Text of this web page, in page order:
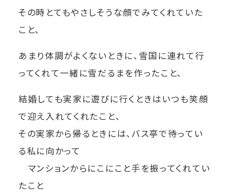
その時とてもやさしそうな顔でみてくれていた
こと、
あまり体調がよくないときに、雪国に連れて行
ってくれて一緒に雪だるまを作ったこと、
結婚しても実家に遊びに行くときはいつも笑顔
で迎え入れてくれたこと、
その実家から帰るときには、バス亭で待ってい
る私に向かって
マンションからにこにこと手を振ってくれてい
たこと